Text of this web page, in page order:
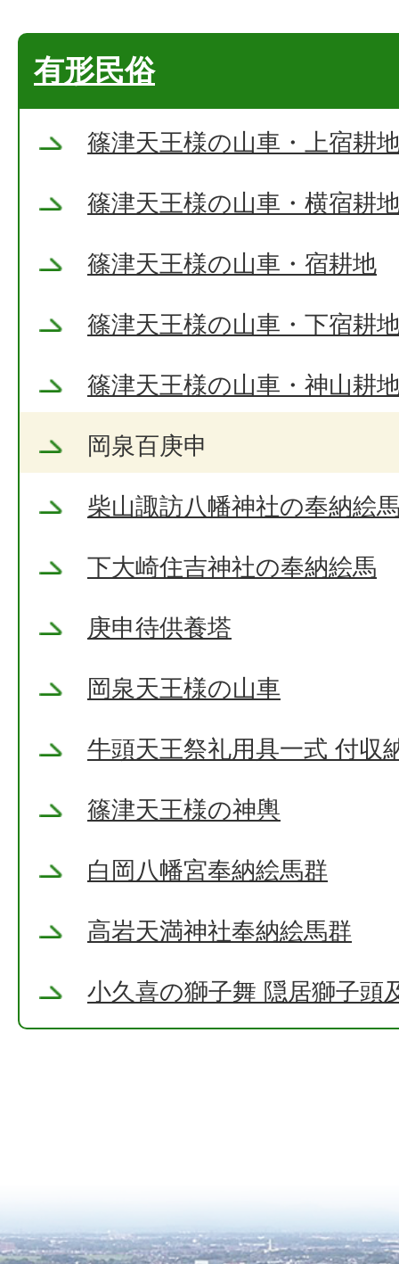
有形民俗
篠津天王様の山車・上宿耕
篠津天王様の山車・横宿耕
篠津天王様の山車・宿耕地
篠津天王様の山車・下宿耕
篠津天王様の山車・神山耕
岡泉百庚申
柴山諏訪八幡神社の奉納絵
下大崎住吉神社の奉納絵馬
庚申待供養塔
岡泉天王様の山車
牛頭天王祭礼用具一式 付収
篠津天王様の神輿
白岡八幡宮奉納絵馬群
高岩天満神社奉納絵馬群
小久喜の獅子舞 隠居獅子頭